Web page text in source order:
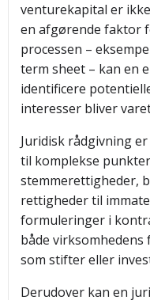
venturekapital er
en afgørende faktor
processen –
term sheet – kan en
identificere
interesser bliver
Juridisk rådgivning
til komplekse
stemmerettigheder,
rettigheder til
formuleringer i
både
som stifter eller
Derudover kan en